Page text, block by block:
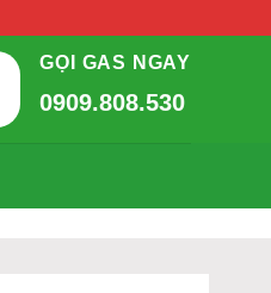
GỌI GAS NGAY
0909.808.530